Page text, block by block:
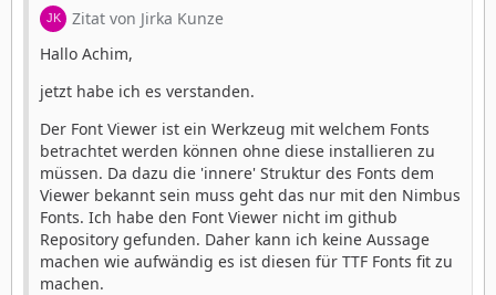
Zitat von Jirka Kunze
Hallo Achim,
jetzt habe ich es verstanden.
Der Font Viewer ist ein Werkzeug mit welchem Fonts
betrachtet werden können ohne diese installieren zu
müssen. Da dazu die 'innere' Struktur des Fonts dem
Viewer bekannt sein muss geht das nur mit den Nimbus
Fonts. Ich habe den Font Viewer nicht im github
Repository gefunden. Daher kann ich keine Aussage
machen wie aufwändig es ist diesen für TTF Fonts fit zu
machen.